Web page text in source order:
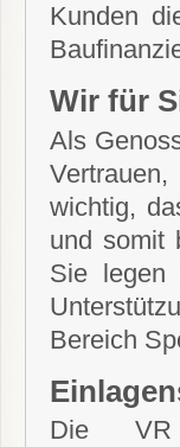
Kunden
Wir für
Als
wichtig,
und somit
Sie legen
Bereich
Die VR